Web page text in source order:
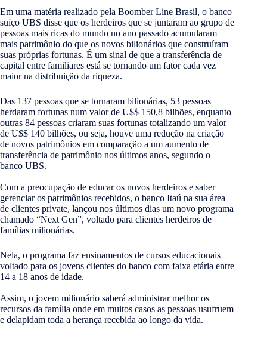
Em uma matéria realizado pela Boomber Line Brasil, o banco
suíço UBS disse que os herdeiros que se juntaram ao grupo de
pessoas mais ricas do mundo no ano passado acumularam
mais patrimônio do que os novos bilionários que construíram
suas próprias fortunas. É um sinal de que a transferência de
capital entre familiares está se tornando um fator cada vez
maior na distribuição da riqueza.
Das 137 pessoas que se tornaram bilionárias, 53 pessoas
herdaram fortunas num valor de U$$ 150,8 bilhões, enquanto
outras 84 pessoas criaram suas fortunas totalizando um valor
de U$$ 140 bilhões, ou seja, houve uma redução na criação
de novos patrimônios em comparação a um aumento de
transferência de patrimônio nos últimos anos, segundo o
banco UBS.
Com a preocupação de educar os novos herdeiros e saber
gerenciar os patrimônios recebidos, o banco Itaú na sua área
de clientes private, lançou nos últimos dias um novo programa
chamado “Next Gen”, voltado para clientes herdeiros de
famílias milionárias.
Nela, o programa faz ensinamentos de cursos educacionais
voltado para os jovens clientes do banco com faixa etária entre
14 a 18 anos de idade.
Assim, o jovem milionário saberá administrar melhor os
recursos da família onde em muitos casos as pessoas usufruem
e delapidam toda a herança recebida ao longo da vida.